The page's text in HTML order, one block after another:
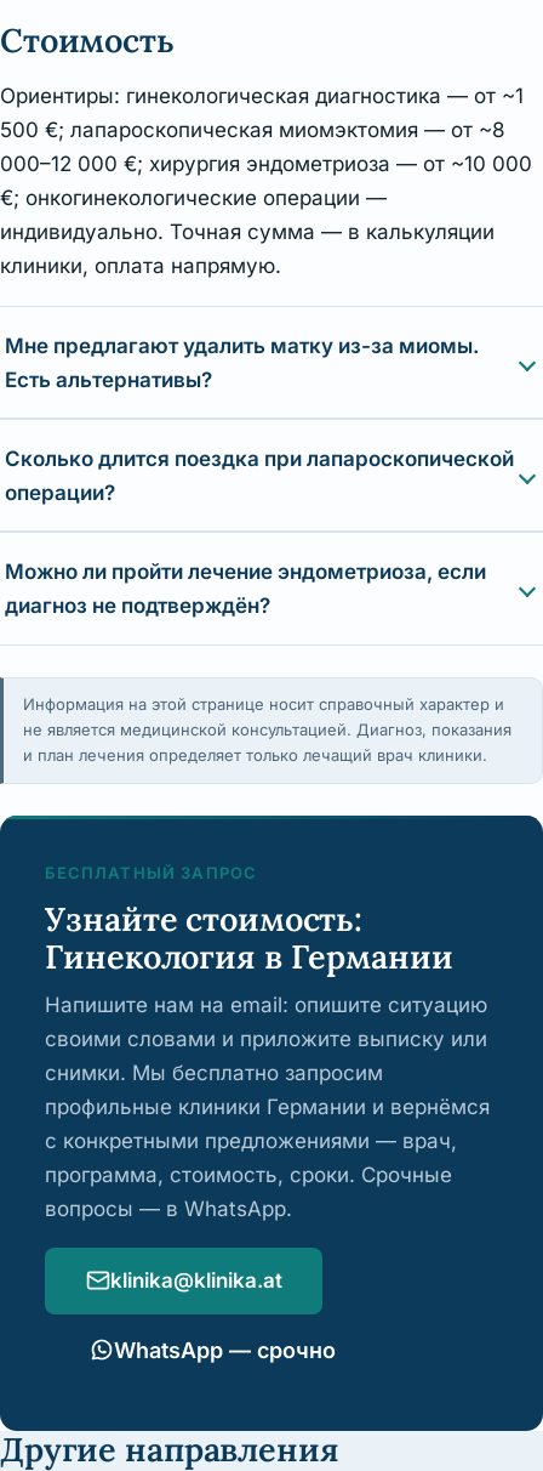
Стоимость
Ориентиры: гинекологическая диагностика — от ~1
500 €; лапароскопическая миомэктомия — от ~8
000–12 000 €; хирургия эндометриоза — от ~10 000
€; онкогинекологические операции —
индивидуально. Точная сумма — в калькуляции
клиники, оплата напрямую.
Мне предлагают удалить матку из-за миомы.
Есть альтернативы?
Сколько длится поездка при лапароскопической
операции?
Можно ли пройти лечение эндометриоза, если
диагноз не подтверждён?
Информация на этой странице носит справочный характер и
не является медицинской консультацией. Диагноз, показания
и план лечения определяет только лечащий врач клиники.
БЕСПЛАТНЫЙ ЗАПРОС
Узнайте стоимость:
Гинекология в Германии
Напишите нам на email: опишите ситуацию
своими словами и приложите выписку или
снимки. Мы бесплатно запросим
профильные клиники Германии и вернёмся
с конкретными предложениями — врач,
программа, стоимость, сроки. Срочные
вопросы — в WhatsApp.
klinika@klinika.at
WhatsApp — срочно
Другие направления